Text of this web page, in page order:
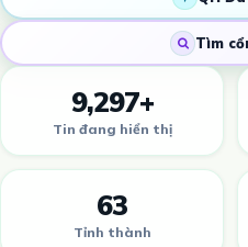
Tìm
9,297+
Tin đang hiển thị
63
Tỉnh thành